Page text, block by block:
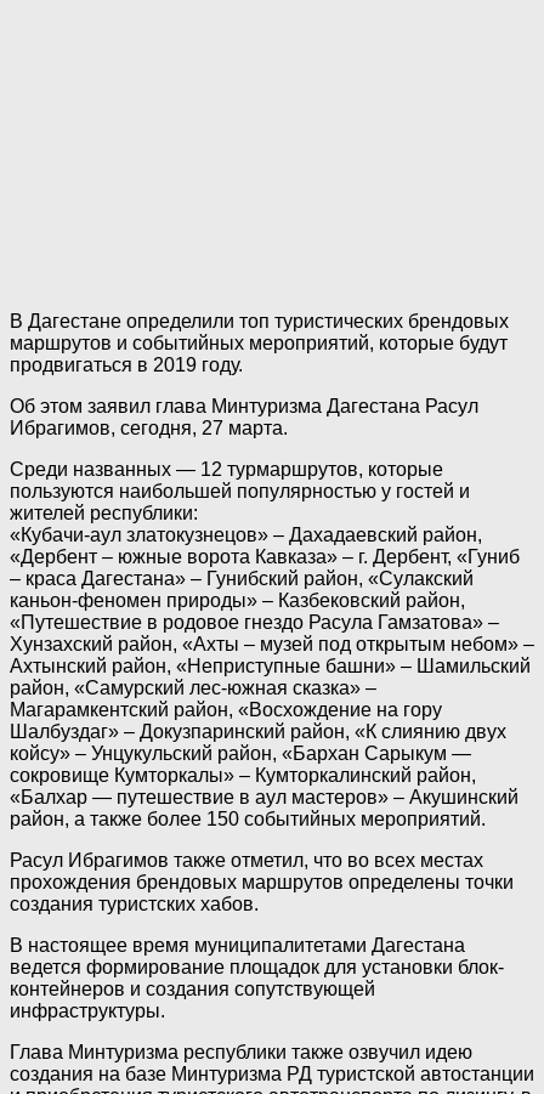
В Дагестане определили топ туристических брендовых
маршрутов и событийных мероприятий, которые будут
продвигаться в 2019 году.
Об этом заявил глава Минтуризма Дагестана Расул
Ибрагимов, сегодня, 27 марта.
Среди названных — 12 турмаршрутов, которые
пользуются наибольшей популярностью у гостей и
жителей республики:
«Кубачи-аул златокузнецов» – Дахадаевский район,
«Дербент – южные ворота Кавказа» – г. Дербент, «Гуниб
– краса Дагестана» – Гунибский район, «Сулакский
каньон-феномен природы» – Казбековский район,
«Путешествие в родовое гнездо Расула Гамзатова» –
Хунзахский район, «Ахты – музей под открытым небом» –
Ахтынский район, «Неприступные башни» – Шамильский
район, «Самурский лес-южная сказка» –
Магарамкентский район, «Восхождение на гору
Шалбуздаг» – Докузпаринский район, «К слиянию двух
койсу» – Унцукульский район, «Бархан Сарыкум —
сокровище Кумторкалы» – Кумторкалинский район,
«Балхар — путешествие в аул мастеров» – Акушинский
район, а также более 150 событийных мероприятий.
Расул Ибрагимов также отметил, что во всех местах
прохождения брендовых маршрутов определены точки
создания туристских хабов.
В настоящее время муниципалитетами Дагестана
ведется формирование площадок для установки блок-
контейнеров и создания сопутствующей
инфраструктуры.
Глава Минтуризма республики также озвучил идею
создания на базе Минтуризма РД туристской автостанции